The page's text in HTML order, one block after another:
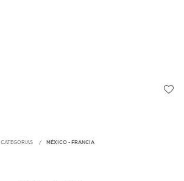
CATEGORIAS MÉXICO - FRANCIA